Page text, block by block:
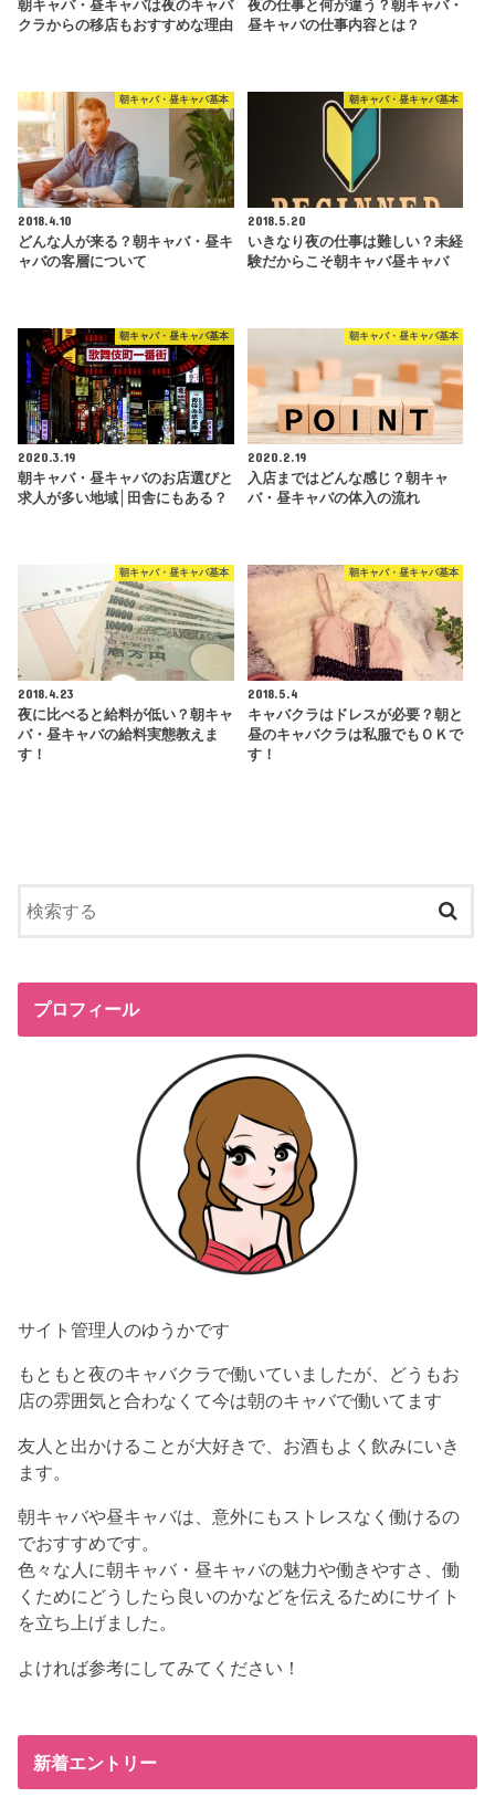
朝キャバ・昼キャバは夜のキャバ
クラからの移店もおすすめな理由
夜の仕事と何が違う？朝キャバ・
昼キャバの仕事内容とは？
朝キャバ・昼キャバ基本
2018.4.10
どんな人が来る？朝キャバ・昼キ
ャバの客層について
朝キャバ・昼キャバ基本
2018.5.20
いきなり夜の仕事は難しい？未経
験だからこそ朝キャバ昼キャバ
朝キャバ・昼キャバ基本
2020.3.19
朝キャバ・昼キャバのお店選びと
求人が多い地域│田舎にもある？
朝キャバ・昼キャバ基本
2020.2.19
入店まではどんな感じ？朝キャ
バ・昼キャバの体入の流れ
朝キャバ・昼キャバ基本
2018.4.23
夜に比べると給料が低い？朝キャ
バ・昼キャバの給料実態教えま
す！
朝キャバ・昼キャバ基本
2018.5.4
キャバクラはドレスが必要？朝と
昼のキャバクラは私服でもＯＫで
す！
プロフィール
サイト管理人のゆうかです
もともと夜のキャバクラで働いていましたが、どうもお
店の雰囲気と合わなくて今は朝のキャバで働いてます
友人と出かけることが大好きで、お酒もよく飲みにいき
ます。
朝キャバや昼キャバは、意外にもストレスなく働けるの
でおすすめです。
色々な人に朝キャバ・昼キャバの魅力や働きやすさ、働
くためにどうしたら良いのかなどを伝えるためにサイト
を立ち上げました。
よければ参考にしてみてください！
新着エントリー